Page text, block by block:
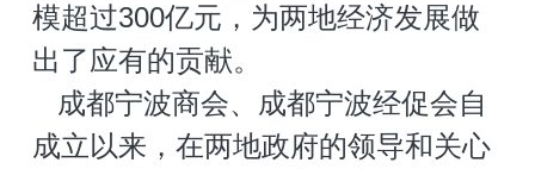
模超过300亿元，为两地经济发展做
出了应有的贡献。
成立以来，在两地政府的领导和关心